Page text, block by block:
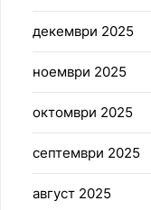
декември 2025
ноември 2025
октомври 2025
септември 2025
август 2025